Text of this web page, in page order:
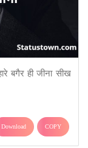
बगैर ही जीना सीख
Download COPY